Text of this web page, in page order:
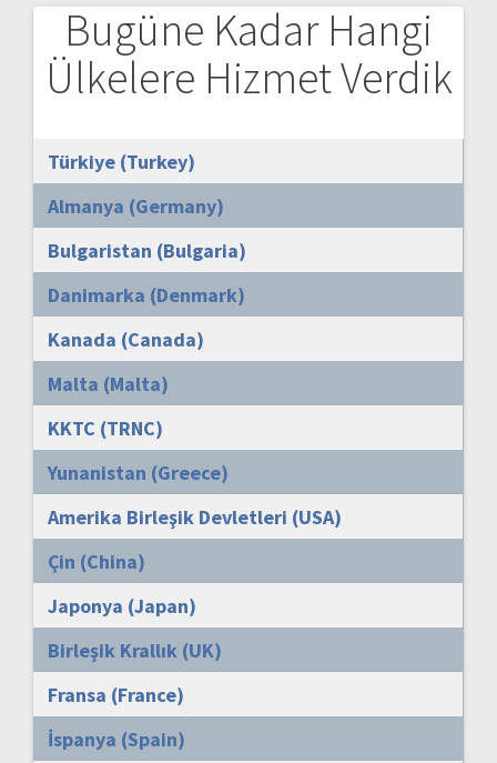
Bugüne Kadar Hangi
Ülkelere Hizmet Verdik
Türkiye (Turkey)
Almanya (Germany)
Bulgaristan (Bulgaria)
Danimarka (Denmark)
Kanada (Canada)
Malta (Malta)
KKTC (TRNC)
Yunanistan (Greece)
Amerika Birleşik Devletleri (USA)
Çin (China)
Japonya (Japan)
Birleşik Krallık (UK)
Fransa (France)
İspanya (Spain)